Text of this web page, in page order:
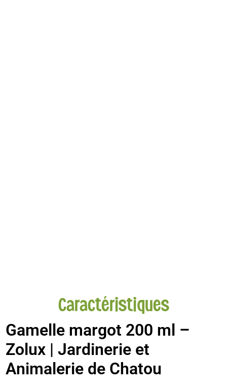
Caractéristiques
Gamelle margot 200 ml –
Zolux | Jardinerie et
Animalerie de Chatou